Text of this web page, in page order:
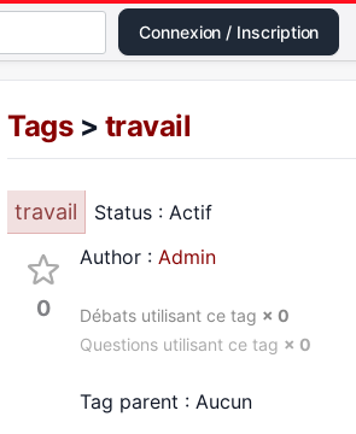
Connexion / Inscription
Tags> travail
travail Status : Actif
0
Author : Admin
Débats utilisant ce tag × 0
Questions utilisant ce tag × 0
Tag parent : Aucun